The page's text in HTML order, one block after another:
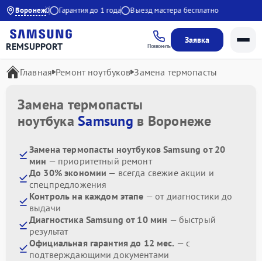
Воронеж
до 20:00 Гарантия до 1 года Выезд мастера бесплатно
REMSUPPORT Позвонить
Заявка
Главная Ремонт ноутбуков Замена термопасты
Замена термопасты
ноутбукаSamsung в Воронеже
Замена термопасты ноутбуков Samsung от 20
мин — приоритетный ремонт
До 30% экономии — всегда свежие акции и
спецпредложения
Контроль на каждом этапе — от диагностики до
выдачи
Диагностика Samsung от 10 мин — быстрый
результат
Официальная гарантия до 12 мес. — с
подтверждающими документами